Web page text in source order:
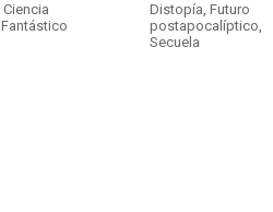
Ciencia
Fantástico
Distopía, Futuro
postapocalíptico,
Secuela